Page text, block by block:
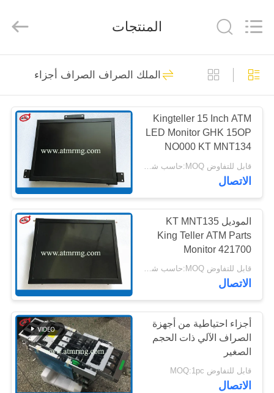
الصفحة
الرئيسية
المنتجات
حولنا
جولة
المصنع
مراقبة
الجودة
اتصل
Science
Ltd..
Rights
Reserved.
قطع غيار أجهزة
الصراف الآلي
932
ATM قطع غيار الآلات
831
قطع غيار أجهزة
الصراف الآلي وينكور
959
المنتجات
الملك الصراف الصراف أجزاء
Kingteller 15 Inch ATM
LED Monitor GHK 15OP
NO000 KT MNT134
421600
قابل للتفاوض MOQ:حاسب شخصي 1
الاتصال
الموديل KT MNT135
King Teller ATM Parts
Monitor 421700
3.01.0450
قابل للتفاوض MOQ:حاسب شخصي 1
الاتصال
أجزاء احتياطية من أجهزة
الصراف الآلي ذات الحجم
الصغير
قابل للتفاوض MOQ:1pc
الاتصال